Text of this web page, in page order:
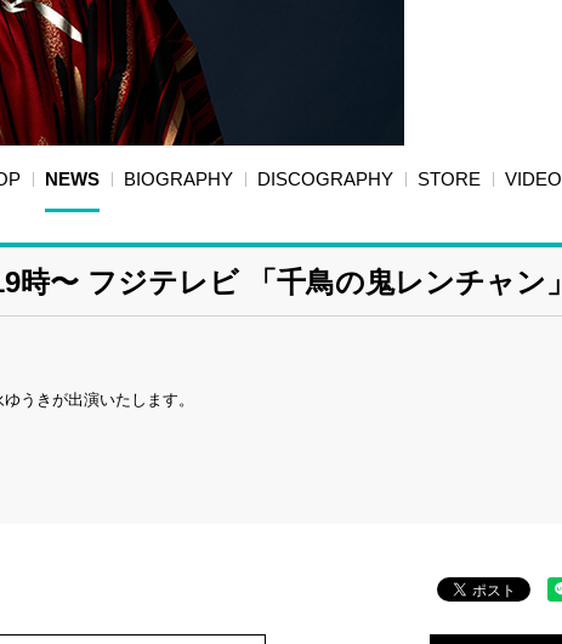
NEWS BIOGRAPHY DISCOGRAPHY STORE VIDEO
時〜 フジテレビ 「千鳥の鬼レンチャン」
うきが出演いたします。